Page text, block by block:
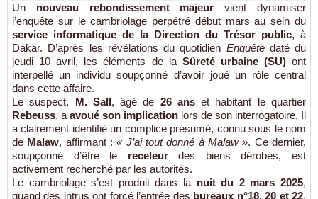
Un nouveau rebondissement majeur vient dynamiser
l’enquête sur le cambriolage perpétré début mars au sein du
service informatique de la Direction du Trésor public, à
Dakar. D’après les révélations du quotidien Enquêtedaté du
jeudi 10 avril, les éléments de la Sûreté urbaine (SU)ont
interpellé un individu soupçonné d’avoir joué un rôle central
dans cette affaire.
Le suspect, M. Sall, âgé de 26 anset habitant le quartier
Rebeuss, a avoué son implication lors de son interrogatoire. Il
a clairement identifié un complice présumé, connu sous le nom
de Malaw, affirmant :« J’ai tout donné à Malaw ». Ce dernier,
soupçonné d’être le receleurdes biens dérobés, est
activement recherché par les autorités.
Le cambriolage s’est produit dans la nuit du 2 mars 2025,
quand des intrus ont forcé l’entrée des bureaux n°18, 20 et 22,